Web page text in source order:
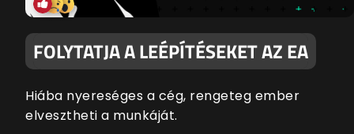
FOLYTATJA A LEÉPÍTÉSEKET AZ EA
Hiába nyereséges a cég, rengeteg ember
elvesztheti a munkáját.